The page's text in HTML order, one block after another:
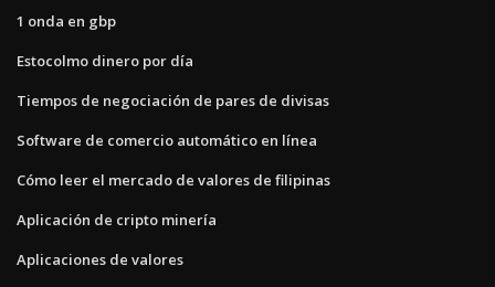
1 onda en gbp
Estocolmo dinero por día
Tiempos de negociación de pares de divisas
Software de comercio automático en línea
Cómo leer el mercado de valores de filipinas
Aplicación de cripto minería
Aplicaciones de valores